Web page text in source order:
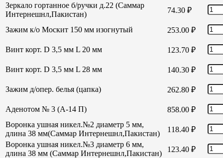
Зеркало гортанное б/ручки д.22 (Саммар
Интернешнл,Пакистан)
74.30 ₽
Зажим к/о Москит 150 мм изогнутый 253.00 ₽
Винт корт. D 3,5 мм L 20 мм 123.70 ₽
Винт корт. D 3,5 мм L 28 мм 140.30 ₽
Зажим д/опер. белья (цапка) 262.80 ₽
Аденотом № 3 (А-14 П) 858.00 ₽
Воронка ушная никел.№2 диаметр 5 мм,
длина 38 мм(Саммар Интернешнл,Пакистан)
118.40 ₽
Воронка ушная никел.№3 диаметр 6 мм,
длина 38 мм (Саммар Интернешнл,Пакистан)
123.40 ₽